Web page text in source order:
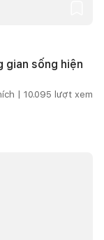
gian sống hiện
| 10.095 lượt xem